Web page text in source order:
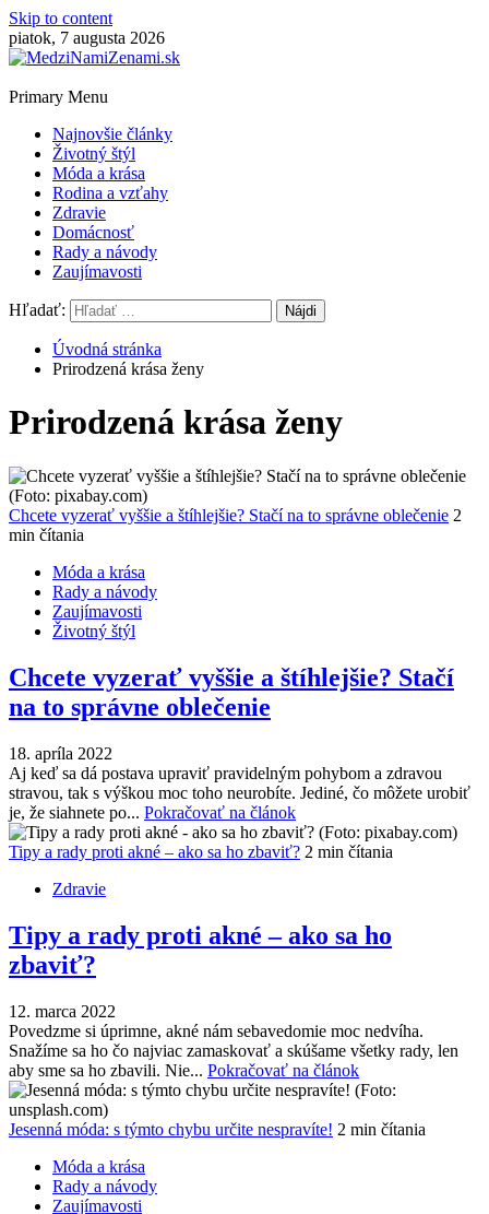
Skip to content
piatok, 7 augusta 2026
Primary Menu
Najnovšie články
Životný štýl
Móda a krása
Rodina a vzťahy
Zdravie
Domácnosť
Rady a návody
Zaujímavosti
Hľadať:
Úvodná stránka
Prirodzená krása ženy
Prirodzená krása ženy
Chcete vyzerať vyššie a štíhlejšie? Stačí na to správne oblečenie 2
min čítania
Móda a krása
Rady a návody
Zaujímavosti
Životný štýl
Chcete vyzerať vyššie a štíhlejšie? Stačí
na to správne oblečenie
18. apríla 2022
Aj keď sa dá postava upraviť pravidelným pohybom a zdravou
stravou, tak s výškou moc toho neurobíte. Jediné, čo môžete urobiť
je, že siahnete po... Pokračovať na článok
Tipy a rady proti akné – ako sa ho zbaviť? 2 min čítania
Zdravie
Tipy a rady proti akné – ako sa ho
zbaviť?
12. marca 2022
Povedzme si úprimne, akné nám sebavedomie moc nedvíha.
Snažíme sa ho čo najviac zamaskovať a skúšame všetky rady, len
aby sme sa ho zbavili. Nie... Pokračovať na článok
Jesenná móda: s týmto chybu určite nespravíte! 2 min čítania
Móda a krása
Rady a návody
Zaujímavosti